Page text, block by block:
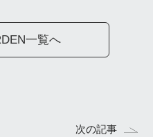
一覧へ
次の記事